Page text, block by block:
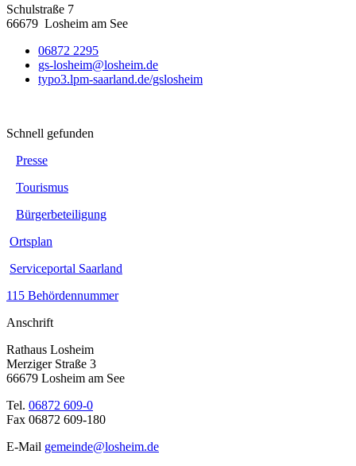
Schulstraße 7
66679 Losheim am See
06872 2295
gs-losheim@losheim.de
typo3.lpm-saarland.de/gslosheim
Schnell gefunden
Presse
Tourismus
Bürgerbeteiligung
Ortsplan
Serviceportal Saarland
115 Behördennummer
Anschrift
Rathaus Losheim
Merziger Straße 3
66679 Losheim am See
Tel. 06872 609-0
Fax 06872 609-180
E-Mail gemeinde@losheim.de